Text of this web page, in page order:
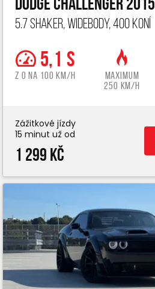
5.7 Shaker, widebody, 400 koní
5,1 s
z 0 na 100 km/h
Maximum
250 km/h
Zážitkové jízdy
15 minut už od
1 299 Kč